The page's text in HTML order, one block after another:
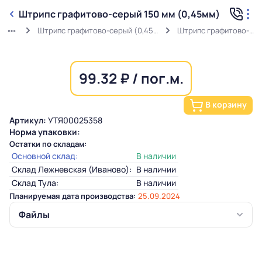
Штрипс графитово-серый 150 мм (0,45мм)
Штрипс графитово-серый (0,45мм) RAL 7024 в защитной пленке Штрипс графитово-серый 150 мм (0,45мм)
99.32 ₽ / пог.м.
В корзину
Артикул: УТЯ00025358
Норма упаковки:
Остатки по складам:
Основной склад:
В наличии
Склад Лежневская (Иваново): В наличии
Склад Тула:
В наличии
Планируемая дата производства: 25.09.2024
Файлы